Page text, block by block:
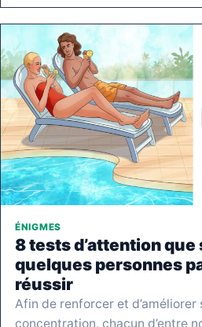
ÉNIGMES
8 tests d’attention que
quelques personnes
réussir
Afin de renforcer et
concentration, chacun d’entre